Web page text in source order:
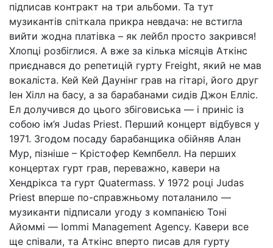
підписав контракт на три альбоми. Та тут
музикантів спіткала прикра невдача: не встигла
вийти жодна платівка – як лейбл просто закрився!
Хлопці розбіглися. А вже за кілька місяців Аткінс
приєднався до репетицій гурту Freight, який не мав
вокаліста. Кей Кей Даунінг грав на гітарі, його друг
Іен Хілл на басу, а за барабанами сидів Джон Елліс.
Ел долучився до цього збіговиська — і приніс із
собою ім’я Judas Priest. Перший концерт відбувся у
1971. Згодом посаду барабанщика обійняв Алан
Мур, пізніше – Крістофер Кемпбелл. На перших
концертах гурт грав, переважно, кавери на
Хендрікса та гурт Quatermass. У 1972 році Judas
Priest вперше по-справжньому поталанило —
музиканти підписали угоду з компанією Тоні
Айоммі — Iommi Management Agency. Кавери все
ще співали, та Аткінс вперто писав для гурту